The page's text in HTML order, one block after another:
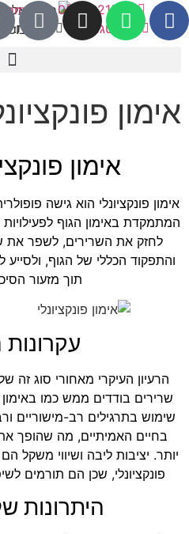
0544921572
אינסטגרם
כתובת:
אימון
אימון
אימון פונקציונלי הוא גישה
המתמקדת באימון הגוף לפעילויות
לחזק את השרירים, לשפר את
והתפקוד הכללי של הגוף,
תוך מזעור
עקרונות
הרעיון העיקרי מאחורי סוג זה
שרירים בודדים ממש כמו
שימוש בתרגילים רב-מישוריים
בחיים האמיתיים, מה שהופך את
יותר. יציבות ליבה ושיווי משקל
פונקציונלי, שכן הם תורמים
היתרונות